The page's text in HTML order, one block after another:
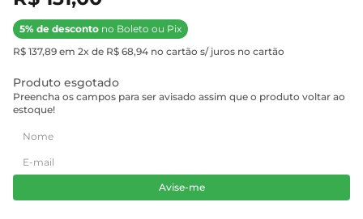
5% de desconto no Boleto ou Pix
R$ 137,89 em 2x de R$ 68,94 no cartão s/ juros no cartão
Produto esgotado
Preencha os campos para ser avisado assim que o produto voltar ao
estoque!
Avise-me